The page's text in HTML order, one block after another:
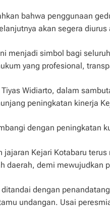
bahwa penggunaan
akan segera
menjadi simbol bagi
yang profesional,
Widiarto, dalam
peningkatan kinerja
dengan peningkatan
jajaran Kejari Kotabaru
daerah, demi mewujudkan
dengan
undangan. Usai